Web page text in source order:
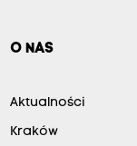
O NAS
Aktualności
Kraków